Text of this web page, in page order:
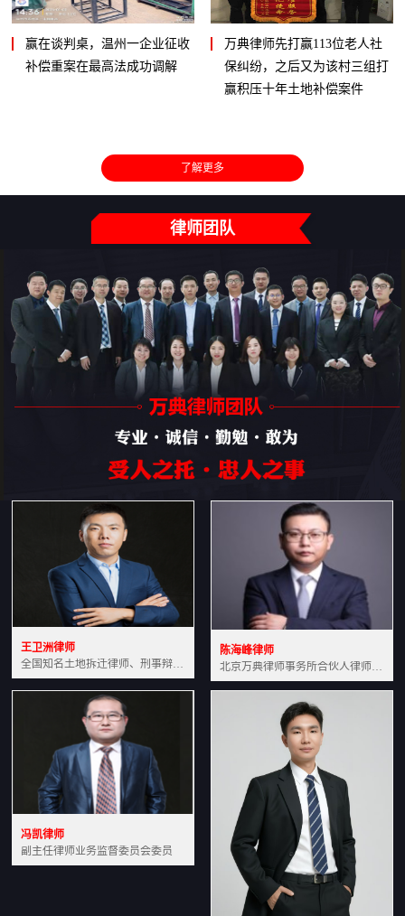
赢在谈判桌，温州一企业征收
补偿重案在最高法成功调解
万典律师先打赢113位老人社
保纠纷，之后又为该村三组打
赢积压十年土地补偿案件
了解更多
律师团队
王卫洲律师
全国知名土地拆迁律师、刑事辩护律师北京万典律师事务所主任中国法学会会员北京市行政法研究会理事
陈海峰律师
北京万典律师事务所合伙人律师土地房产专业资深律师
冯凯律师
副主任律师业务监督委员会委员